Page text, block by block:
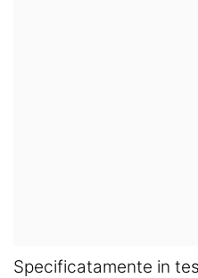
Specificatamente in